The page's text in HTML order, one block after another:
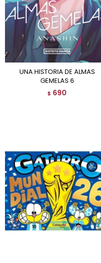
UNA HISTORIA DE ALMAS
GEMELAS 6
$ 690